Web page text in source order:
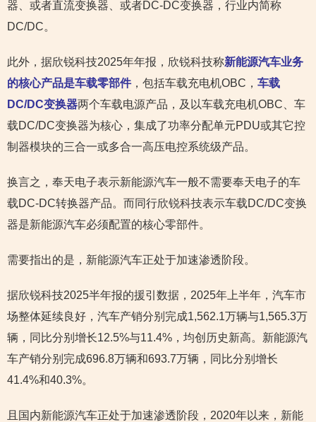
器、或者直流变换器、或者DC-DC变换器，行业内简称
DC/DC。
此外，据欣锐科技2025年年报，欣锐科技称新能源汽车业务
的核心产品是车载零部件，包括车载充电机OBC， 车载
DC/DC变换器两个车载电源产品，及以车载充电机OBC、车
载DC/DC变换器为核心，集成了功率分配单元PDU或其它控
制器模块的三合一或多合一高压电控系统级产品。
换言之，奉天电子表示新能源汽车一般不需要奉天电子的车
载DC-DC转换器产品。而同行欣锐科技表示车载DC/DC变换
器是新能源汽车必须配置的核心零部件。
需要指出的是，新能源汽车正处于加速渗透阶段。
据欣锐科技2025半年报的援引数据，2025年上半年，汽车市
场整体延续良好，汽车产销分别完成1,562.1万辆与1,565.3万
辆，同比分别增长12.5%与11.4%，均创历史新高。新能源汽
车产销分别完成696.8万辆和693.7万辆，同比分别增长
41.4%和40.3%。
且国内新能源汽车正处于加速渗透阶段，2020年以来，新能